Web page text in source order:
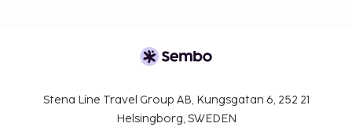
Stena Line Travel Group AB, Kungsgatan 6, 252 21
Helsingborg, SWEDEN